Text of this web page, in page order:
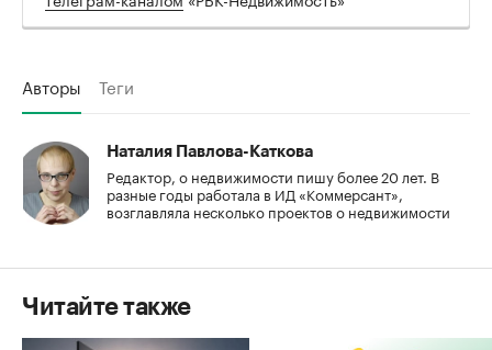
Авторы Теги
Наталия Павлова-Каткова
Редактор, о недвижимости пишу более 20 лет. В
разные годы работала в ИД «Коммерсант»,
возглавляла несколько проектов о недвижимости
Читайте также